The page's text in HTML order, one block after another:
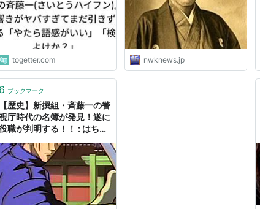
？」
togetter.com nwknews.jp
6 ブックマーク
【歴史】新撰組・斉藤一の警
庁時代の名簿が発見！遂に
職が判明する！！ : はちま